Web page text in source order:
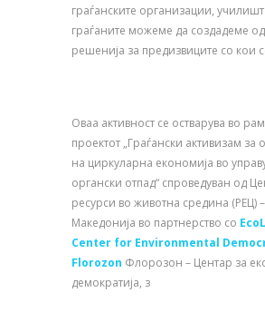
граѓанските организации,
граѓаните можеме да создадеме
решенија за предизвиците со кои
Оваа активност се остварува во
проектот „Граѓански активизам за
на циркуларна економија во
органски отпад“ спроведуван од
ресурси во животна средина (РЕЦ)
Македонија во партнерство со
Center for Environmental
Florozon Флорозон – Центар за
демократија, з